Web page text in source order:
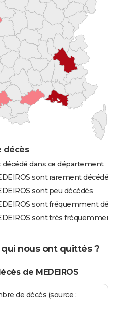
décès
décédé dans ce département
sont rarement décédés
sont peu décédés
sont fréquemment
sont très
qui nous ont quittés ?
de MEDEIROS
de décès (source :